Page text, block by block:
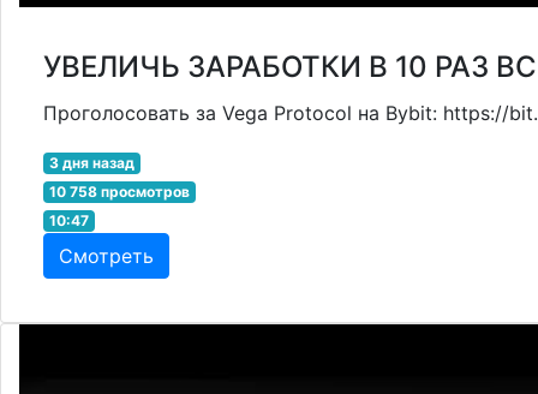
УВЕЛИЧЬ ЗАРАБОТКИ В 10 РАЗ
Проголосовать за Vega Protocol на Bybit: https://
3 дня назад
10 758 просмотров
10:47
Смотреть